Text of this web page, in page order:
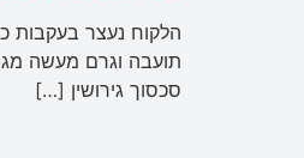
הלקוח נעצר בעקבות
תועבה וגרם מעשה
סכסוך גירושין […]